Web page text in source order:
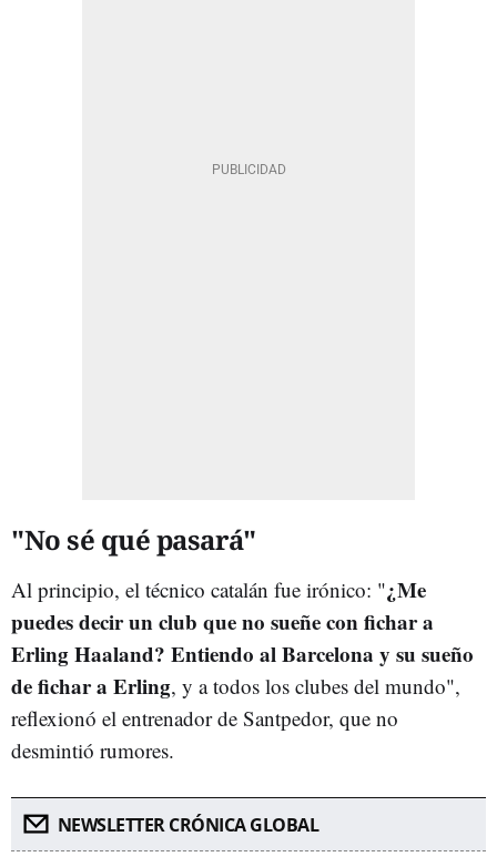
"No sé qué pasará"
Al principio, el técnico catalán fue irónico: "¿Me
puedes decir un club que no sueñe con fichar a
Erling Haaland? Entiendo al Barcelona y su sueño
de fichar a Erling, y a todos los clubes del mundo",
reflexionó el entrenador de Santpedor, que no
desmintió rumores.
NEWSLETTER CRÓNICA GLOBAL